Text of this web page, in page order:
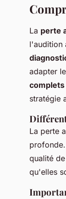
La perte
l'audition
adapter
complets
stratégie
La perte
qualité
qu'elles